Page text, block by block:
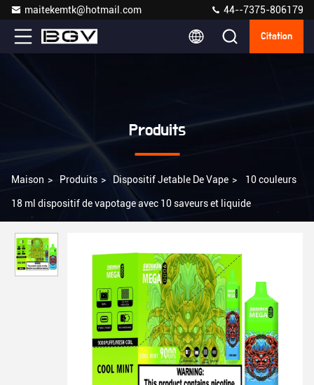
maitekemtk@hotmail.com 44--7375-806179
Citation
Produits
Maison > Produits > Dispositif Jetable De Vape > 10 couleurs
18 ml dispositif de vapotage avec 10 saveurs et liquide